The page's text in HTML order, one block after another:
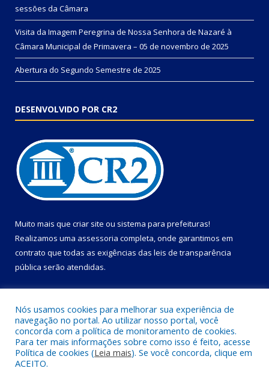
sessões da Câmara
Visita da Imagem Peregrina de Nossa Senhora de Nazaré à
Câmara Municipal de Primavera – 05 de novembro de 2025
Abertura do Segundo Semestre de 2025
DESENVOLVIDO POR CR2
Muito mais que criar site ou sistema para prefeituras!
Realizamos uma assessoria completa, onde garantimos em
contrato que todas as exigências das leis de transparência
pública serão atendidas.
Todos os direitos reservados a Câmara Municipal de Primavera.
Nós usamos cookies para melhorar sua experiência de
navegação no portal. Ao utilizar nosso portal, você
concorda com a política de monitoramento de cookies.
Para ter mais informações sobre como isso é feito, acesse
Política de cookies (Leia mais). Se você concorda, clique em
ACEITO.